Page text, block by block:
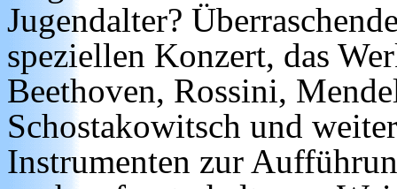
Jugendalter?
speziellen Konzert, das
Beethoven, Rossini,
Schostakowitsch und
Instrumenten zur